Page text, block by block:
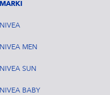
MARKI
NIVEA
NIVEA MEN
NIVEA SUN
NIVEA BABY